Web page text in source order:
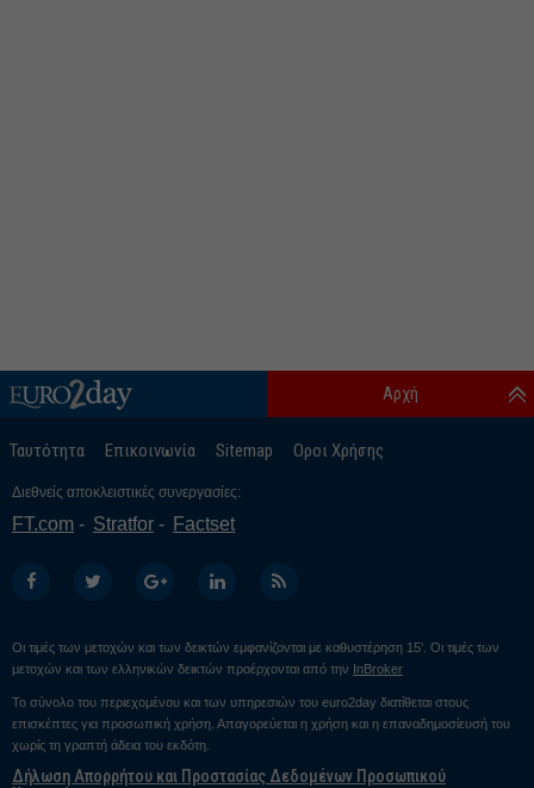
Ταυτότητα Επικοινωνία Sitemap Οροι Χρήσης
Αρχή
Διεθνείς αποκλειστικές συνεργασίες:
FT.com Stratfor Factset
Οι τιμές των μετοχών και των δεικτών εμφανίζονται με καθυστέρηση 15’. Οι τιμές των
μετοχών και των ελληνικών δεικτών προέρχονται από την InBroker
Το σύνολο του περιεχομένου και των υπηρεσιών του euro2day διατίθεται στους
επισκέπτες για προσωπική χρήση. Απαγορεύεται η χρήση και η επαναδημοσίευσή του
χωρίς τη γραπτή άδεια του εκδότη.
Δήλωση Απορρήτου και Προστασίας Δεδομένων Προσωπικού